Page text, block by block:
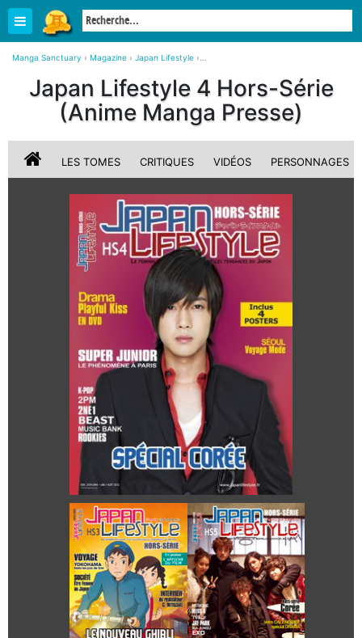
Manga Sanctuary › Magazine › Japan Lifestyle ›
Japan Lifestyle 4 Hors-Série
(Anime Manga Presse)
LES TOMES CRITIQUES VIDÉOS PERSONNAGES